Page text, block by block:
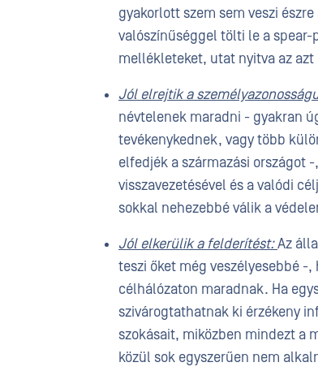
gyakorlott szem sem veszi
valószínűséggel tölti le a
mellékleteket, utat nyitva az
Jól elrejtik a
névtelenek maradni - gyakran
tevékenykednek, vagy több
elfedjék a származási országot
visszavezetésével és a valódi
sokkal nehezebbé válik a
Jól elkerülik a felderítést:Az
teszi őket még veszélyesebbé -
célhálózaton maradnak. Ha
szivárogtathatnak ki érzékeny
szokásait, miközben mindezt a
közül sok egyszerűen nem